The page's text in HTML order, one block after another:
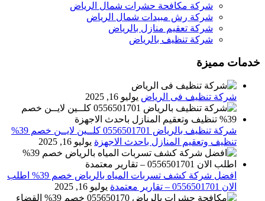
شركة مكافحة حشرات شمال الرياض
شركة رش مبيدات شمال الرياض
شركة تعقيم منازل بالرياض
شركة تنظيف بالرياض
خدمات مميزة
شركة تنظيف فى الرياض يوليو 16, 2025
شركة تنظيف بالرياض 0556501701 كلــين لايــن خصم 39%
تنظيف وتعقيم المنازل باحدث الاجهزة يوليو 16, 2025
افضل شركة كشف تسربات المياه بالرياض خصم 39% اطلب
الان 0556501701‬‏ – تقارير معتمدة
يوليو 16, 2025